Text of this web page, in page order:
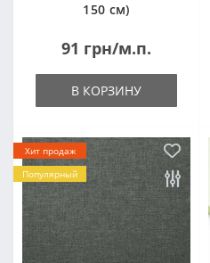
150 см)
91 грн/м.п.
В КОРЗИНУ
Хит продаж
Популярный